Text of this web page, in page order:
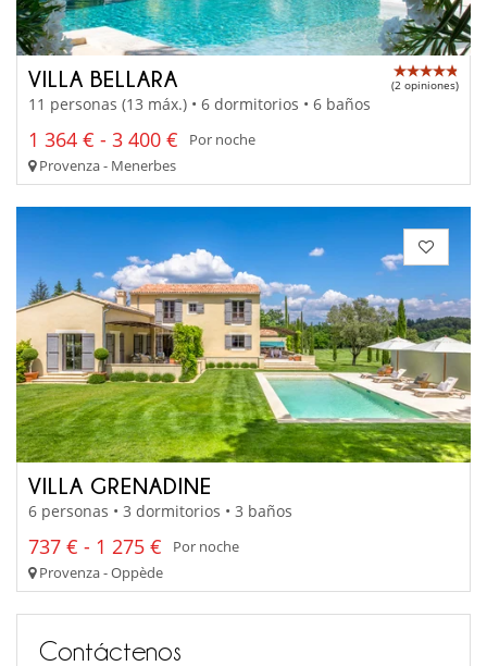
VILLA BELLARA (2 opiniones)
11 personas (13 máx.) • 6 dormitorios • 6 baños
1 364 € - 3 400 €
Por noche
Provenza - Menerbes
VILLA GRENADINE
6 personas • 3 dormitorios • 3 baños
737 € - 1 275 €
Por noche
Provenza - Oppède
Contáctenos